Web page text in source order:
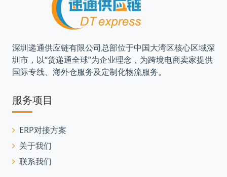
深圳递通供应链有限公司总部位于中国大湾区核心区域深
圳市，以“货递通全球”为企业理念，为跨境电商卖家提供
国际专线、海外仓服务及定制化物流服务。
服务项目
ERP对接方案
关于我们
联系我们